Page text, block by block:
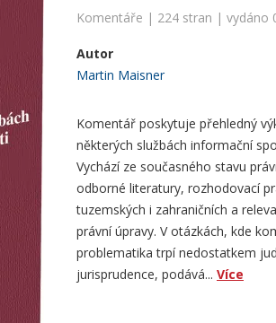
Komentáře | 224 stran | vydáno
Autor
Martin Maisner
Komentář poskytuje přehledný
některých službách informační
Vychází ze současného stavu
odborné literatury, rozhodovací
tuzemských i zahraničních a
právní úpravy. V otázkách, kde
problematika trpí nedostatkem
jurisprudence, podává... Více